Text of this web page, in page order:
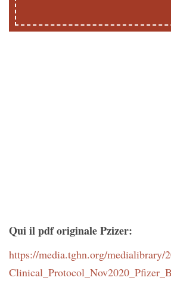
Qui il pdf originale Pzizer:
https://media.tghn.org/medialibrary/